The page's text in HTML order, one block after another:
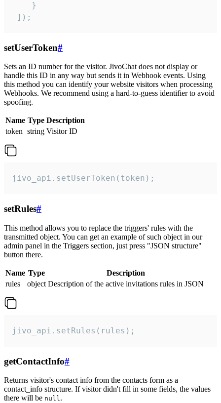
    }
]);
setUserToken#
Sets an ID number for the visitor. JivoChat does not display or
handle this ID in any way but sends it in Webhook events. Using
this method you can identify your website visitors when processing
Webhooks. We recommend using a hard-to-guess identifier to avoid
spoofing.
Name Type Description
token string Visitor ID
jivo_api.setUserToken(token);
setRules#
This method allows you to replace the triggers' rules with the
transmitted object. You can get an example of such object in our
admin panel in the Triggers section, just press "JSON structure"
button there.
Name Type
Description
rules
object Description of the active invitations rules in JSON
jivo_api.setRules(rules);
getContactInfo#
Returns visitor's contact info from the contacts form as a
contact_info structure. If visitor didn't fill in some fields, the values
there will be null.